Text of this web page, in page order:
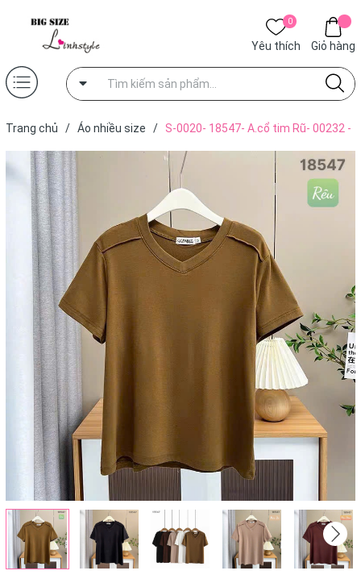
0
Yêu thích Giỏ hàng
Trang chủ / Áo nhiều size /
S-0020- 18547- A.cổ tim Rũ- 00232 -